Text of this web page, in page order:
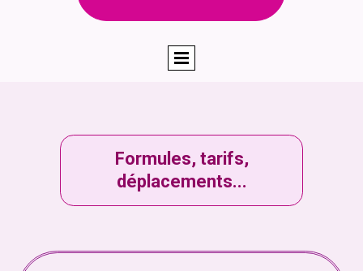
Formules, tarifs,
déplacements...